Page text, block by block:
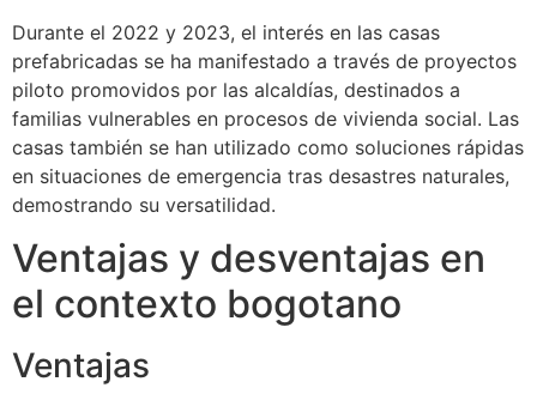
Durante el 2022 y 2023, el interés en las casas
prefabricadas se ha manifestado a través de proyectos
piloto promovidos por las alcaldías, destinados a
familias vulnerables en procesos de vivienda social. Las
casas también se han utilizado como soluciones rápidas
en situaciones de emergencia tras desastres naturales,
demostrando su versatilidad.
Ventajas y desventajas en
el contexto bogotano
Ventajas